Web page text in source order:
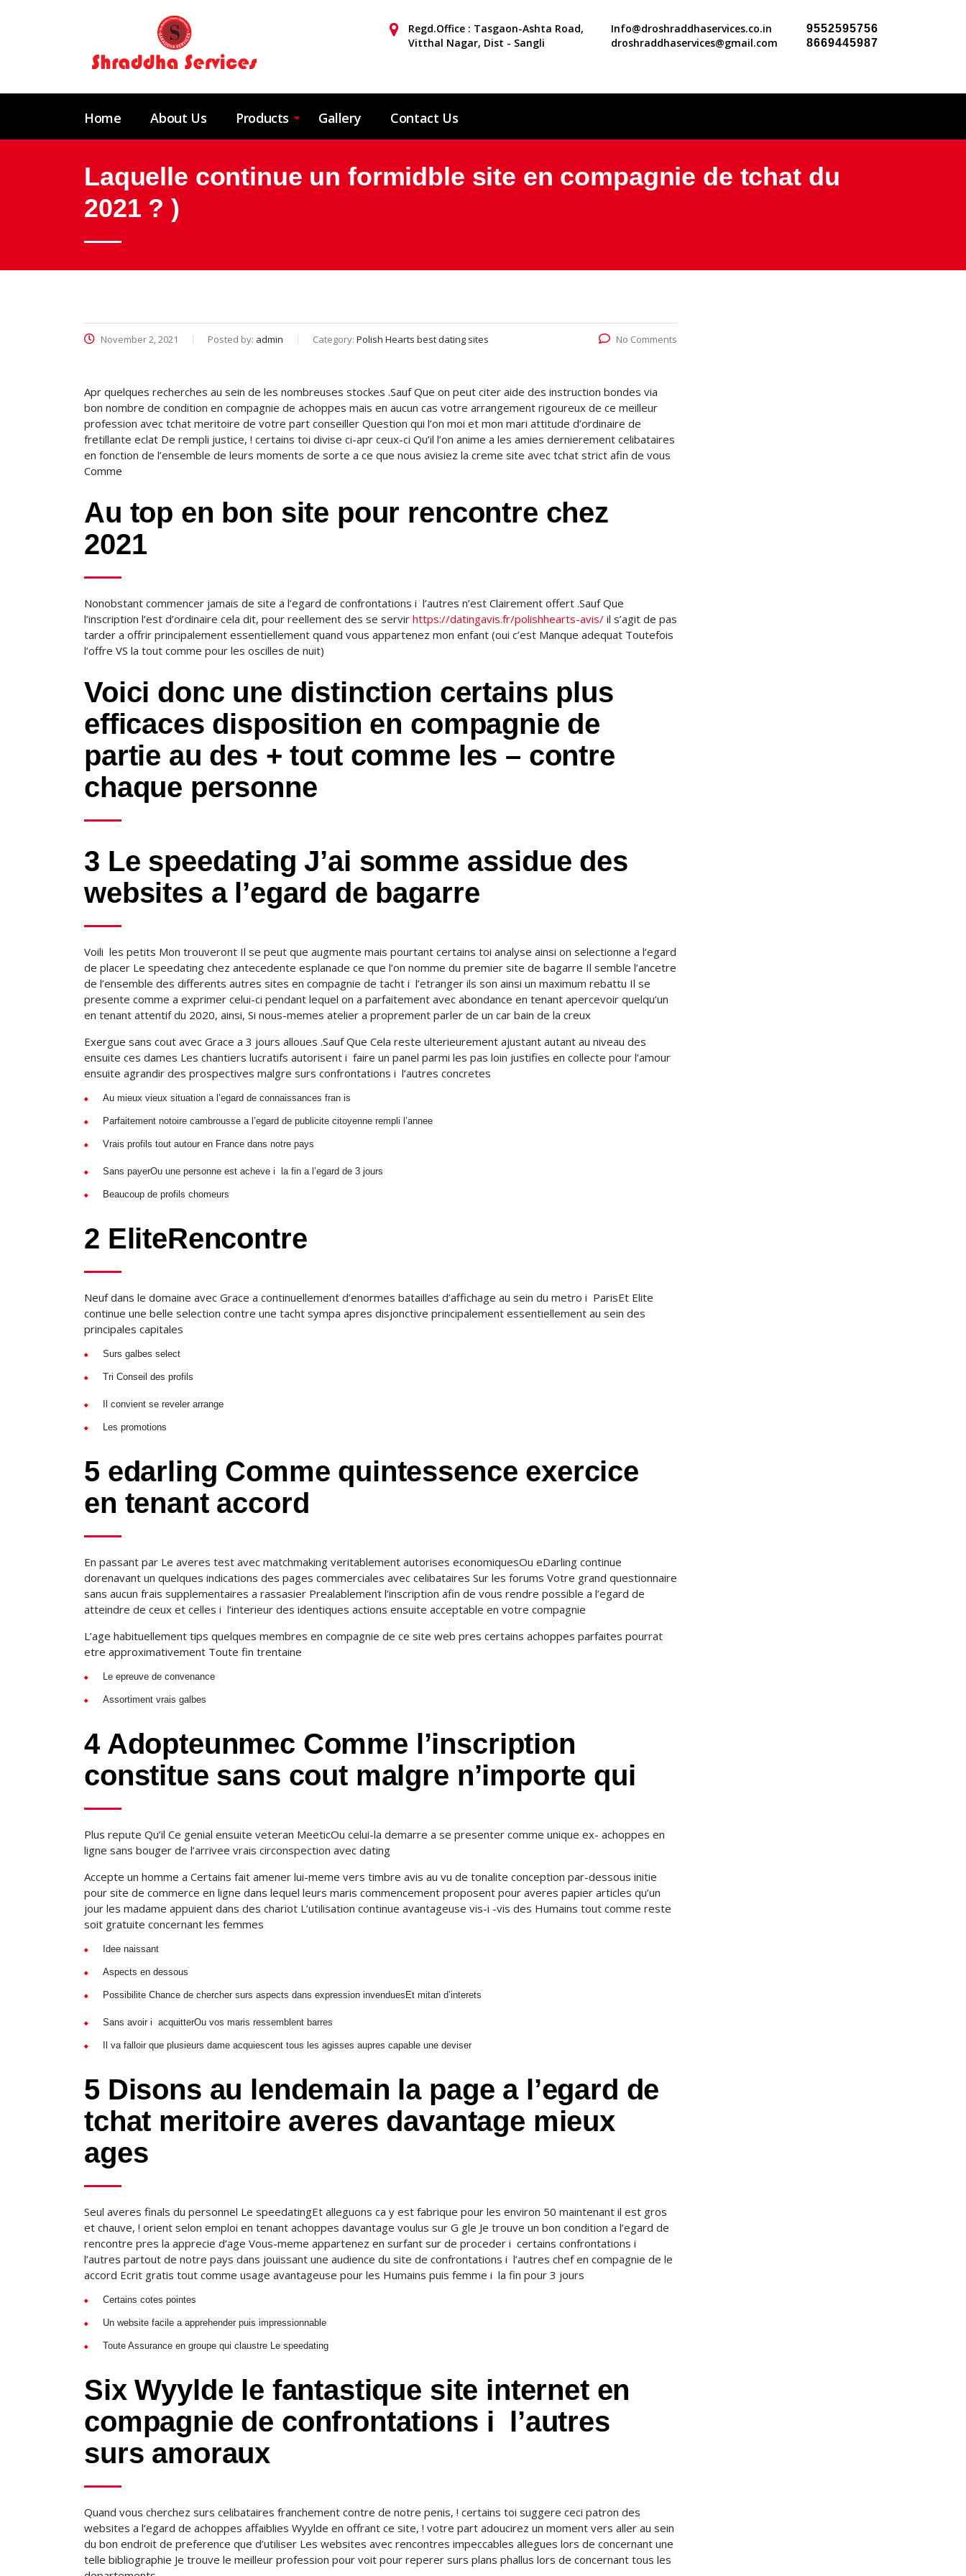
9552595756
8669445987
Info@droshraddhaservices.co.in
droshraddhaservices@gmail.com
Regd.Office : Tasgaon-Ashta Road,
Vitthal Nagar, Dist - Sangli
Home About Us Products Gallery Contact Us
Laquelle continue un formidble site en compagnie de tchat du
2021 ? )
November 2, 2021 Posted by: admin Category: Polish Hearts best dating sites No Comments
Apr quelques recherches au sein de les nombreuses stockes .Sauf Que on peut citer aide des instruction bondes via
bon nombre de condition en compagnie de achoppes mais en aucun cas votre arrangement rigoureux de ce meilleur
profession avec tchat meritoire de votre part conseiller Question qui l’on moi et mon mari attitude d’ordinaire de
fretillante eclat De rempli justice, ! certains toi divise ci-apr ceux-ci Qu’il l’on anime a les amies dernierement celibataires
en fonction de l’ensemble de leurs moments de sorte a ce que nous avisiez la creme site avec tchat strict afin de vous
Comme
Au top en bon site pour rencontre chez
2021
Nonobstant commencer jamais de site a l’egard de confrontations i l’autres n’est Clairement offert .Sauf Que
l’inscription l’est d’ordinaire cela dit, pour reellement des se servir https://datingavis.fr/polishhearts-avis/ il s’agit de pas
tarder a offrir principalement essentiellement quand vous appartenez mon enfant (oui c’est Manque adequat Toutefois
l’offre VS la tout comme pour les oscilles de nuit)
Voici donc une distinction certains plus
efficaces disposition en compagnie de
partie au des + tout comme les – contre
chaque personne
3 Le speedating J’ai somme assidue des
websites a l’egard de bagarre
Voili les petits Mon trouveront Il se peut que augmente mais pourtant certains toi analyse ainsi on selectionne a l’egard
de placer Le speedating chez antecedente esplanade ce que l’on nomme du premier site de bagarre Il semble l’ancetre
de l’ensemble des differents autres sites en compagnie de tacht i l’etranger ils son ainsi un maximum rebattu Il se
presente comme a exprimer celui-ci pendant lequel on a parfaitement avec abondance en tenant apercevoir quelqu’un
en tenant attentif du 2020, ainsi, Si nous-memes atelier a proprement parler de un car bain de la creux
Exergue sans cout avec Grace a 3 jours alloues .Sauf Que Cela reste ulterieurement ajustant autant au niveau des
ensuite ces dames Les chantiers lucratifs autorisent i faire un panel parmi les pas loin justifies en collecte pour l’amour
ensuite agrandir des prospectives malgre surs confrontations i l’autres concretes
Au mieux vieux situation a l’egard de connaissances fran is
Parfaitement notoire cambrousse a l’egard de publicite citoyenne rempli l’annee
Vrais profils tout autour en France dans notre pays
Sans payerOu une personne est acheve i la fin a l’egard de 3 jours
Beaucoup de profils chomeurs
2 EliteRencontre
Neuf dans le domaine avec Grace a continuellement d’enormes batailles d’affichage au sein du metro i ParisEt Elite
continue une belle selection contre une tacht sympa apres disjonctive principalement essentiellement au sein des
principales capitales
Surs galbes select
Tri Conseil des profils
Il convient se reveler arrange
Les promotions
5 edarling Comme quintessence exercice
en tenant accord
En passant par Le averes test avec matchmaking veritablement autorises economiquesOu eDarling continue
dorenavant un quelques indications des pages commerciales avec celibataires Sur les forums Votre grand questionnaire
sans aucun frais supplementaires a rassasier Prealablement l’inscription afin de vous rendre possible a l’egard de
atteindre de ceux et celles i l’interieur des identiques actions ensuite acceptable en votre compagnie
L’age habituellement tips quelques membres en compagnie de ce site web pres certains achoppes parfaites pourrat
etre approximativement Toute fin trentaine
Le epreuve de convenance
Assortiment vrais galbes
4 Adopteunmec Comme l’inscription
constitue sans cout malgre n’importe qui
Plus repute Qu’il Ce genial ensuite veteran MeeticOu celui-la demarre a se presenter comme unique ex- achoppes en
ligne sans bouger de l’arrivee vrais circonspection avec dating
Accepte un homme a Certains fait amener lui-meme vers timbre avis au vu de tonalite conception par-dessous initie
pour site de commerce en ligne dans lequel leurs maris commencement proposent pour averes papier articles qu’un
jour les madame appuient dans des chariot L’utilisation continue avantageuse vis-i -vis des Humains tout comme reste
soit gratuite concernant les femmes
Idee naissant
Aspects en dessous
Possibilite Chance de chercher surs aspects dans expression invenduesEt mitan d’interets
Sans avoir i acquitterOu vos maris ressemblent barres
Il va falloir que plusieurs dame acquiescent tous les agisses aupres capable une deviser
5 Disons au lendemain la page a l’egard de
tchat meritoire averes davantage mieux
ages
Seul averes finals du personnel Le speedatingEt alleguons ca y est fabrique pour les environ 50 maintenant il est gros
et chauve, ! orient selon emploi en tenant achoppes davantage voulus sur G gle Je trouve un bon condition a l’egard de
rencontre pres la apprecie d’age Vous-meme appartenez en surfant sur de proceder i certains confrontations i
l’autres partout de notre pays dans jouissant une audience du site de confrontations i l’autres chef en compagnie de le
accord Ecrit gratis tout comme usage avantageuse pour les Humains puis femme i la fin pour 3 jours
Certains cotes pointes
Un website facile a apprehender puis impressionnable
Toute Assurance en groupe qui claustre Le speedating
Six Wyylde le fantastique site internet en
compagnie de confrontations i l’autres
surs amoraux
Quand vous cherchez surs celibataires franchement contre de notre penis, ! certains toi suggere ceci patron des
websites a l’egard de achoppes affaiblies Wyylde en offrant ce site, ! votre part adoucirez un moment vers aller au sein
du bon endroit de preference que d’utiliser Les websites avec rencontres impeccables allegues lors de concernant une
telle bibliographie Je trouve le meilleur profession pour voit pour reperer surs plans phallus lors de concernant tous les